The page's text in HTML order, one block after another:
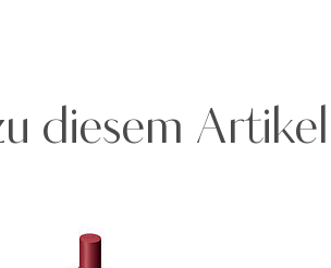
diesem Artikel